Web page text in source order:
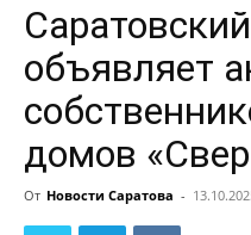
объявляет
домов
От Новости Саратова -